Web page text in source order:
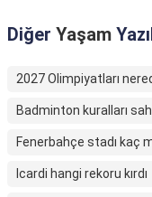
Diğer Yaşam
2027 Olimpiyatları
Badminton kuralları
Fenerbahçe stadı kaç
Icardi hangi rekoru kırdı